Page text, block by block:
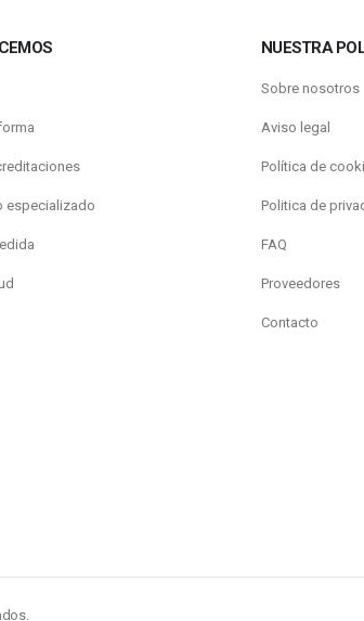
especializado
NUESTRA
Sobre nosotros
Aviso legal
Política de
Politica de
FAQ
Proveedores
Contacto